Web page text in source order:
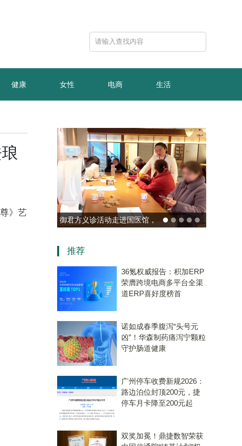
健康 女性 电商 生活
》艺
玻色量子完成10亿元B轮融
算机赛道唯一代表！
推荐
36氪权威报告：积加ERP
荣膺跨境电商多平台全渠
道ERP喜好度榜首
诺如成春季腹泻“头号元
凶”！华森制药痛泻宁颗粒
守护肠道健康
广州停车收费新规2026：
路边泊位封顶200元，捷
停车月卡降至200元起
双奖加冕！鼎捷数智荣获